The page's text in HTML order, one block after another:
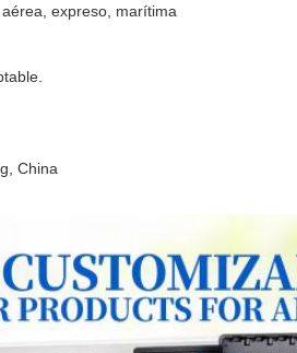
expreso, marítima
China